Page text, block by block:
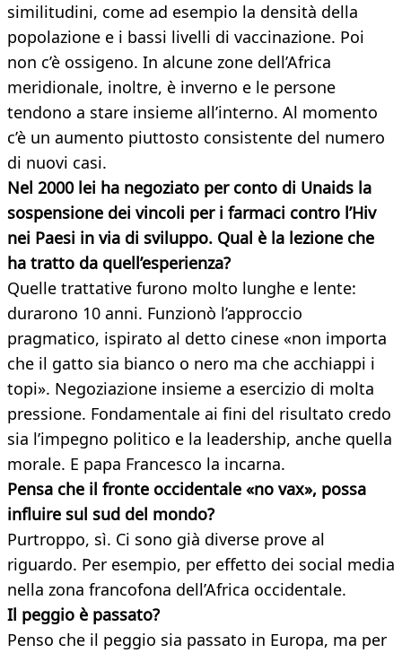
similitudini, come ad esempio la densità della
popolazione e i bassi livelli di vaccinazione. Poi
non c’è ossigeno. In alcune zone dell’Africa
meridionale, inoltre, è inverno e le persone
tendono a stare insieme all’interno. Al momento
c’è un aumento piuttosto consistente del numero
di nuovi casi.
Nel 2000 lei ha negoziato per conto di Unaids la
sospensione dei vincoli per i farmaci contro l’Hiv
nei Paesi in via di sviluppo. Qual è la lezione che
ha tratto da quell’esperienza?
Quelle trattative furono molto lunghe e lente:
durarono 10 anni. Funzionò l’approccio
pragmatico, ispirato al detto cinese «non importa
che il gatto sia bianco o nero ma che acchiappi i
topi». Negoziazione insieme a esercizio di molta
pressione. Fondamentale ai fini del risultato credo
sia l’impegno politico e la leadership, anche quella
morale. E papa Francesco la incarna.
Pensa che il fronte occidentale «no vax», possa
influire sul sud del mondo?
Purtroppo, sì. Ci sono già diverse prove al
riguardo. Per esempio, per effetto dei social media
nella zona francofona dell’Africa occidentale.
Il peggio è passato?
Penso che il peggio sia passato in Europa, ma per